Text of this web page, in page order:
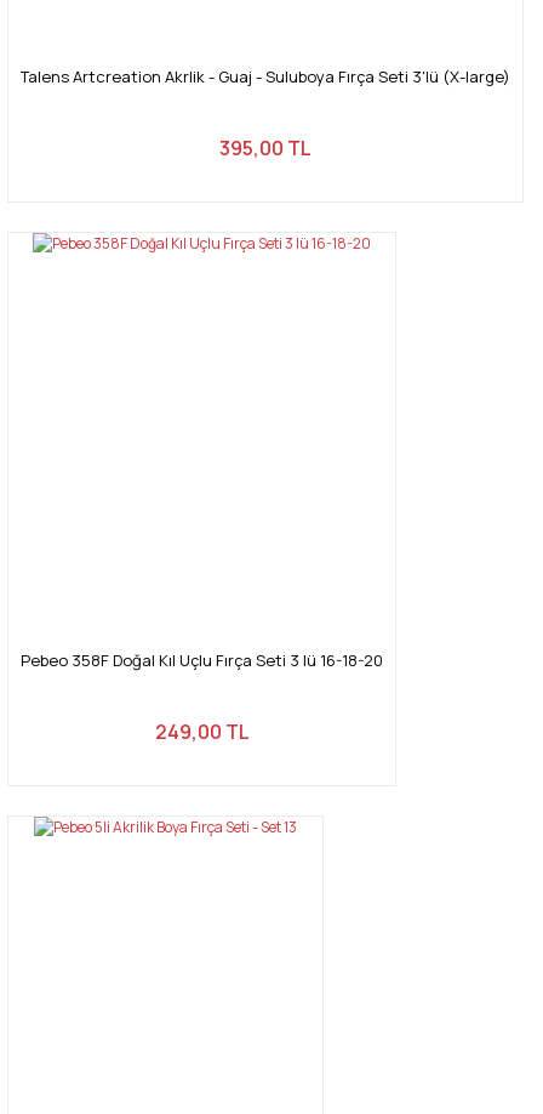
Talens Artcreation Akrlik - Guaj - Suluboya Fırça Seti 3'lü (X-large)
395,00 TL
Pebeo 358F Doğal Kıl Uçlu Fırça Seti 3 lü 16-18-20
249,00 TL